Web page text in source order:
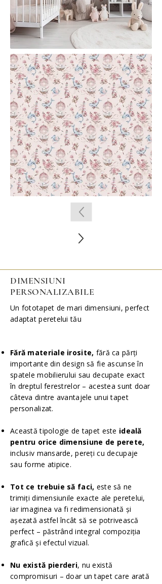
DIMENSIUNI
PERSONALIZABILE
Un fototapet de mari dimensiuni, perfect
adaptat peretelui tău
Fără materiale irosite, fără ca părți
importante din design să fie ascunse în
spatele mobilierului sau decupate exact
în dreptul ferestrelor – acestea sunt doar
câteva dintre avantajele unui tapet
personalizat.
Această tipologie de tapet este ideală
pentru orice dimensiune de perete,
inclusiv mansarde, pereți cu decupaje
sau forme atipice.
Tot ce trebuie să faci, este să ne
trimiți dimensiunile exacte ale peretelui,
iar imaginea va fi redimensionată și
așezată astfel încât să se potrivească
perfect – păstrând integral compoziția
grafică și efectul vizual.
Nu există pierderi, nu există
compromisuri – doar un tapet care arată